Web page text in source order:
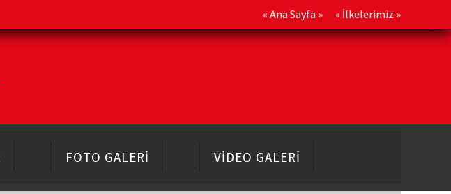
« Ana Sayfa » « İlkelerimiz »
FOTO GALERİ VİDEO GALERİ